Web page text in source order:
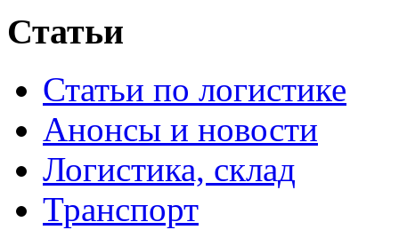
Статьи
Статьи по логистике
Анонсы и новости
Логистика, склад
Транспорт